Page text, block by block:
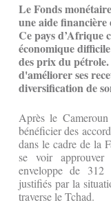
Le Fonds
une aide
Ce pays d’Afrique
économique
des prix du
d'améliorer ses
diversification de
Après le
bénéficier des
dans le cadre de la
se voir
enveloppe de
justifiés par la
traverse le Tchad.